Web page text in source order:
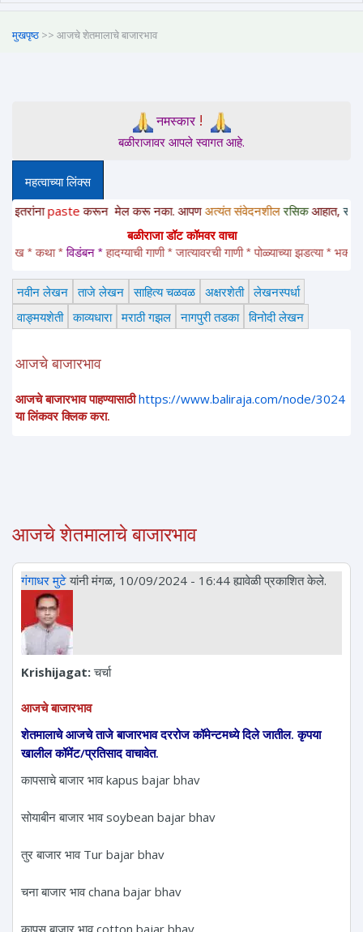
मुखपृष्ठ >> आजचे शेतमालाचे बाजारभाव
नमस्कार!
बळीराजावर आपले स्वागत आहे.
महत्वाच्या लिंक्स
pasteकरून मेल करू नका. आपणअत्यंत संवेदनशील रसिकआहात,साहित्यचोर
बळीराजा डॉट कॉमवर वाचा
* कथा * विडंबन * हादग्याची गाणी * जात्यावरची गाणी * पोळ्याच्या झडत्या * भक्तीगीत *
नवीन लेखन ताजे लेखन साहित्य चळवळ अक्षरशेती लेखनस्पर्धा
वाङ्मयशेती काव्यधारा मराठी गझल नागपुरी तडका विनोदी लेखन
आजचे बाजारभाव
आजचे बाजारभाव पाहण्यासाठी https://www.baliraja.com/node/3024
या लिंकवर क्लिक करा.
आजचे शेतमालाचे बाजारभाव
गंगाधर मुटेयांनी मंगळ, 10/09/2024 - 16:44 ह्यावेळी प्रकाशित केले.
Krishijagat:चर्चा
आजचे बाजारभाव
शेतमालाचे आजचे ताजे बाजारभाव दररोज कॉमेन्टमध्ये दिले जातील. कृपया
खालील कॉमेंट/प्रतिसाद वाचावेत.
कापसाचे बाजार भाव kapus bajar bhav
सोयाबीन बाजार भाव soybean bajar bhav
तुर बाजार भाव Tur bajar bhav
चना बाजार भाव chana bajar bhav
कापूस बाजार भाव cotton bajar bhav